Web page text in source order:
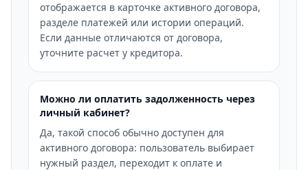
отображается в карточке активного договора,
разделе платежей или истории операций.
Если данные отличаются от договора,
уточните расчет у кредитора.
Можно ли оплатить задолженность через
личный кабинет?
Да, такой способ обычно доступен для
активного договора: пользователь выбирает
нужный раздел, переходит к оплате и